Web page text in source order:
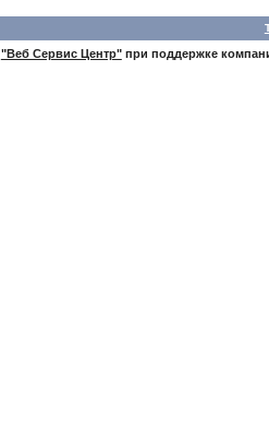
"Веб Сервис Центр"при поддержке